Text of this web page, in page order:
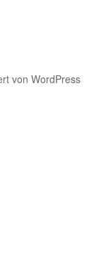
von WordPress